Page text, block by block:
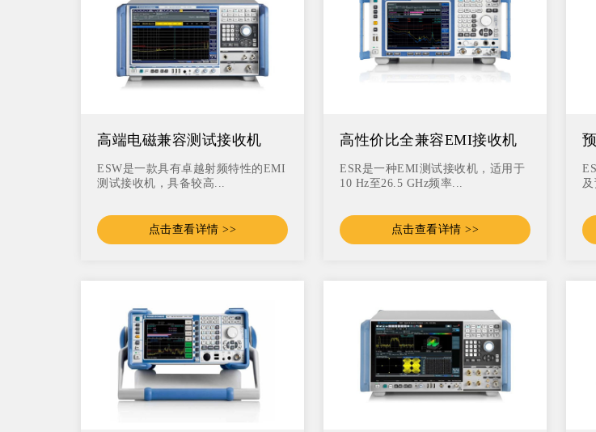
高端电磁兼容测试接收机
ESW系列
ESW是一款具有卓越射频特性的EMI
测试接收机，具备较高...
点击查看详情 >>
高性价比全兼容EMI接收机
ESR系列
ESR是一种EMI测试接收机，适用于
10 Hz至26.5 GHz频率...
点击查看详情 >>